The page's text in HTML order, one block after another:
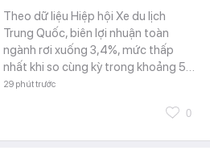
Theo dữ liệu Hiệp hội Xe du lịch
Trung Quốc, biên lợi nhuận toàn
ngành rơi xuống 3,4%, mức thấp
nhất khi so cùng kỳ trong khoảng 5…
29 phút trước
0